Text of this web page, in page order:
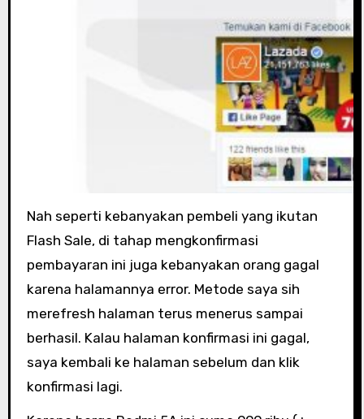
Nah seperti kebanyakan pembeli yang ikutan
Flash Sale, di tahap mengkonfirmasi
pembayaran ini juga kebanyakan orang gagal
karena halamannya error. Metode saya sih
merefresh halaman terus menerus sampai
berhasil. Kalau halaman konfirmasi ini gagal,
saya kembali ke halaman sebelum dan klik
konfirmasi lagi.